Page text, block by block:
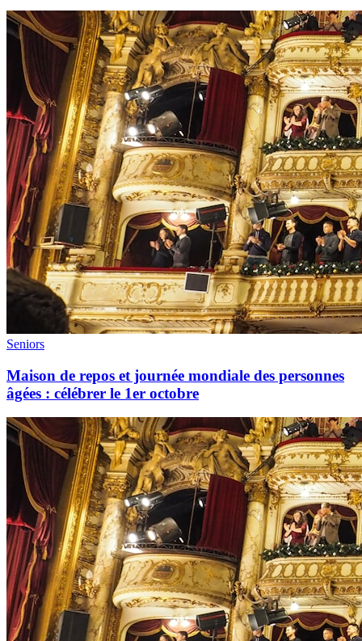
Seniors
Maison de repos et journée mondiale des personnes
âgées : célébrer le 1er octobre